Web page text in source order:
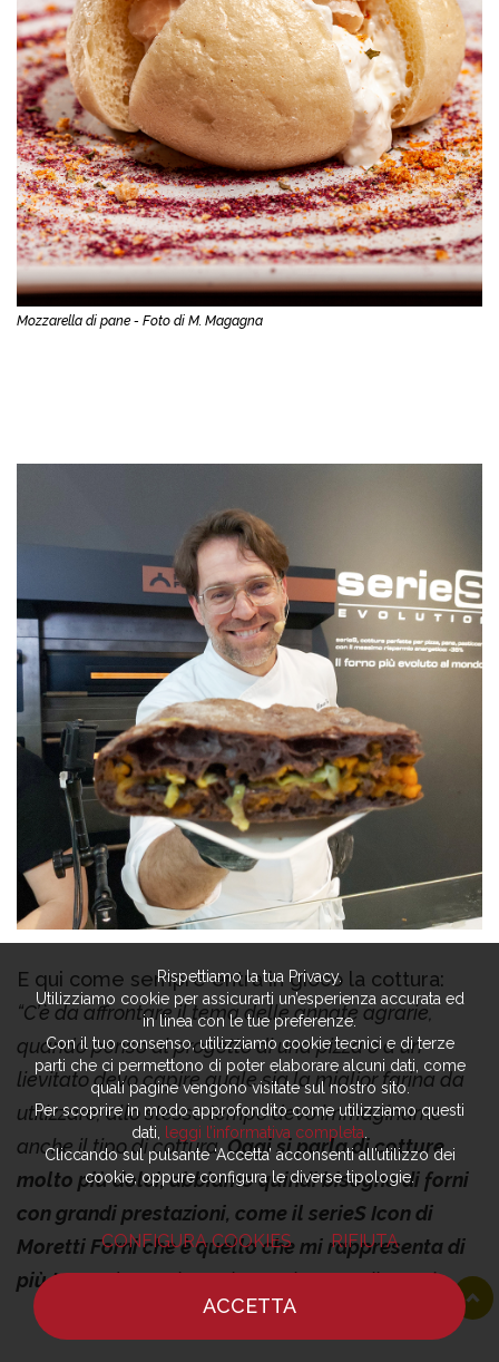
Mozzarella di pane - Foto di M. Magagna
E qui come sempre entra in gioco la cottura:
“C’è da affrontare il tema delle annate agrarie,
quando penso al progetto di una pizza o a un
lievitato devo capire quale sia la miglior farina da
utilizzare; allo stesso tempo devo immaginarne
anche il tipo di cottura.Oggi si parla di cotture
molto più dolci, abbiamo quindi bisogno di forni
con grandi prestazioni, come il serieS Icon di
Moretti Forni che è quello che mi rappresenta di
più tantoda averlo scelto anche per Milano al
Mercato del Duomo nell’ambito della mia
collaborazione con Autogrill, oltre a una visione
Rispettiamo la tua Privacy.
Utilizziamo cookie per assicurarti un’esperienza accurata ed
in linea con le tue preferenze.
Con il tuo consenso, utilizziamo cookie tecnici e di terze
parti che ci permettono di poter elaborare alcuni dati, come
quali pagine vengono visitate sul nostro sito.
Per scoprire in modo approfondito come utilizziamo questi
dati,
leggi l’informativa completa
Cliccando sul pulsante ‘Accetta’ acconsenti all’utilizzo dei
cookie, oppure configura le diverse tipologie.
CONFIGURA COOKIES RIFIUTA
ACCETTA